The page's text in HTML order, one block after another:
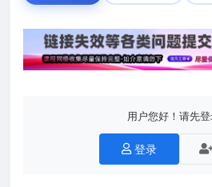
用户您好！请先登
登录